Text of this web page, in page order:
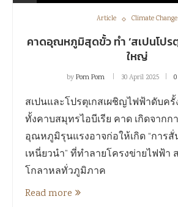
Article Climate Change
คาดอุณหภูมิสุดขั้ว ทำ ‘สเปนโปร
ใหญ่
byPom Pom 30 April 2025
สเปนและโปรตุเกสเผชิญไฟฟ้าดับค
ทั้งคาบสมุทรไอบีเรีย คาด เกิดจากก
อุณหภูมิรุนแรงอาจก่อให้เกิด “การ
เหนี่ยวนำ” ที่ทำลายโครงข่ายไฟฟ้า
โกลาหลทั่วภูมิภาค
Read more